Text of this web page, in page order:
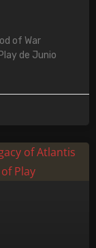
of War
de Junio